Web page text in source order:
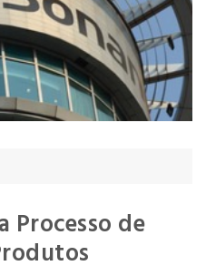
Processo de